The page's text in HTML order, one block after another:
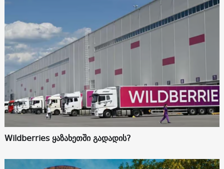
Wildberries ყაზახეთში გადადის?